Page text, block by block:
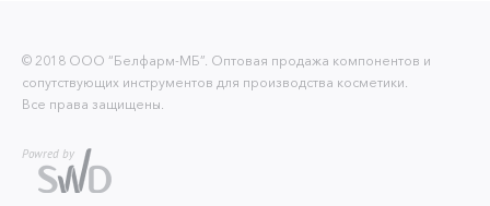
© 2018 ООО “Белфарм-МБ”. Оптовая продажа компонентов и
сопутствующих инструментов для производства косметики.
Все права защищены.